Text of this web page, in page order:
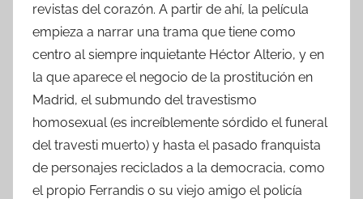
revistas del corazón. A partir de ahí, la película
empieza a narrar una trama que tiene como
centro al siempre inquietante Héctor Alterio, y en
la que aparece el negocio de la prostitución en
Madrid, el submundo del travestismo
homosexual (es increíblemente sórdido el funeral
del travesti muerto) y hasta el pasado franquista
de personajes reciclados a la democracia, como
el propio Ferrandis o su viejo amigo el policía